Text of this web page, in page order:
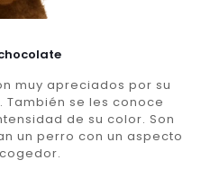
muy apreciados por su
se les conoce
de su color. Son
un perro con un aspecto